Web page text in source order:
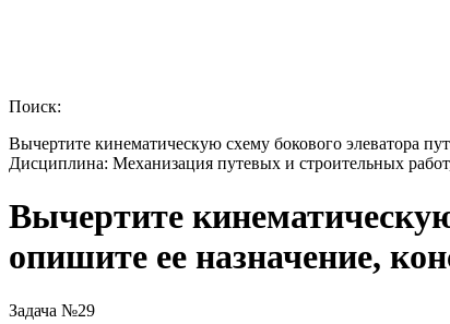
Поиск:
Вычертите кинематическую схему бокового элеватора
Дисциплина: Механизация путевых и строительных
Вычертите
опишите ее назначение,
Задача №29